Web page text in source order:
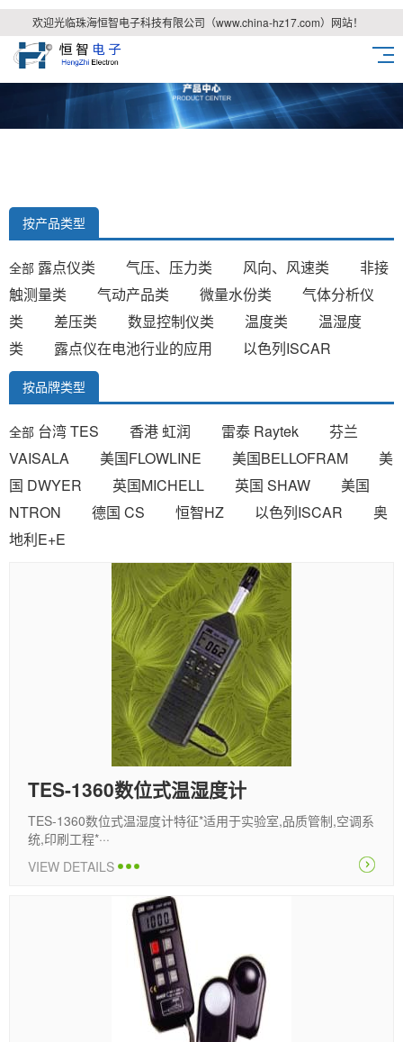
欢迎光临珠海恒智电子科技有限公司（www.china-hz17.com）网站！
按产品类型
全部 露点仪类 气压、压力类 风向、风速类
非接
触测量类
气动产品类 微量水份类
气体分析仪
类
差压类 数显控制仪类 温度类
温湿度
类
露点仪在电池行业的应用 以色列ISCAR
按品牌类型
全部 台湾 TES 香港 虹润 雷泰 Raytek
芬兰
VAISALA
美国FLOWLINE 美国BELLOFRAM
美
国 DWYER
英国MICHELL 英国 SHAW
美国
NTRON
德国 CS 恒智HZ 以色列ISCAR
奥
地利E+E
TES-1360数位式温湿度计
TES-1360数位式温湿度计特征*适用于实验室,品质管制,空调系
统,印刷工程*···
VIEW DETAILS